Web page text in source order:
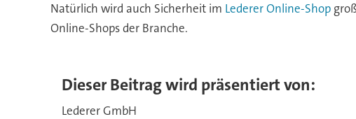
Natürlich wird auch Sicherheit im Lederer Online-Shop
Online-Shops der Branche.
Dieser Beitrag wird präsentiert von:
Lederer GmbH